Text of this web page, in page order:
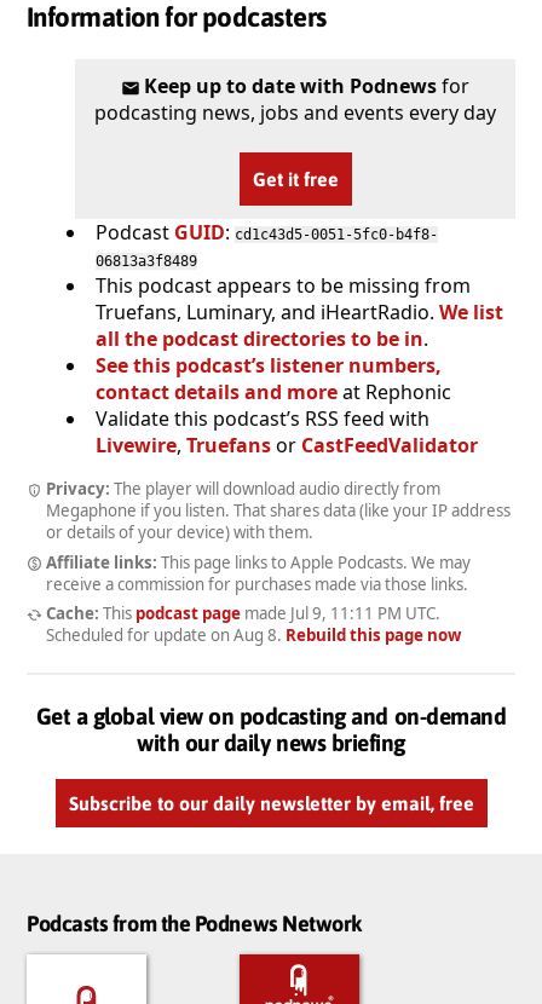
Information for podcasters
Keep up to date with Podnewsfor
podcasting news, jobs and events every day
Get it free
Podcast GUID: cd1c43d5-0051-5fc0-b4f8-
06813a3f8489
This podcast appears to be missing from
Truefans, Luminary, and iHeartRadio. We list
all the podcast directories to be in.
See this podcast’s listener numbers,
contact details and moreat Rephonic
Validate this podcast’s RSS feed with
Livewire, Truefansor CastFeedValidator
Privacy: The player will download audio directly from
Megaphone if you listen. That shares data (like your IP address
or details of your device) with them.
Affiliate links: This page links to Apple Podcasts. We may
receive a commission for purchases made via those links.
Cache: This podcast pagemade Jul 9, 11:11 PM UTC.
Scheduled for update on Aug 8. Rebuild this page now
Get a global view on podcasting and on-demand
with our daily news briefing
Subscribe to our daily newsletter by email, free
Podcasts from the Podnews Network